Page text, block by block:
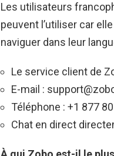
Les utilisateurs
peuvent l’utiliser car
naviguer dans leur
Le service client de
E-mail :
Téléphone : +1 877
Chat en direct